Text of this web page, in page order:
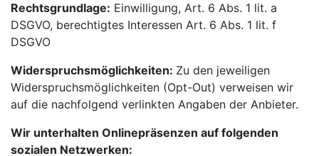
Rechtsgrundlage: Einwilligung, Art. 6 Abs. 1 lit. a
DSGVO, berechtigtes Interessen Art. 6 Abs. 1 lit. f
DSGVO
Widerspruchsmöglichkeiten: Zu den jeweiligen
Widerspruchsmöglichkeiten (Opt-Out) verweisen wir
auf die nachfolgend verlinkten Angaben der Anbieter.
Wir unterhalten Onlinepräsenzen auf folgenden
sozialen Netzwerken: